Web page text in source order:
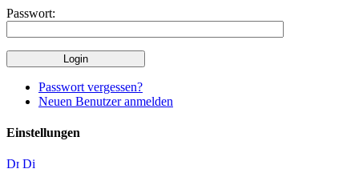
Passwort:
Passwort vergessen?
Neuen Benutzer anmelden
Einstellungen